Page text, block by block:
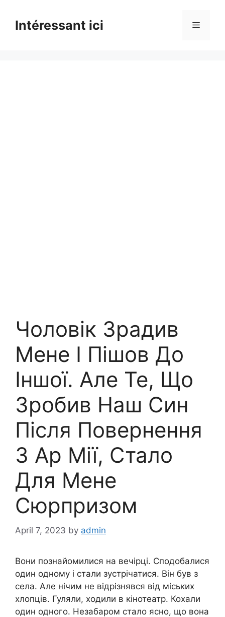
contentIntéressant ici Menu
Чоловік Зрадив
Мене І Пішов До
Іншої. Але Те, Що
Зробив Наш Син
Після Повернення
З Ар Мії, Стало
Для Мене
Сюрпризом
April 7, 2023 by admin
Вони познайомилися на вечірці. Сподобалися
один одному і стали зустрічатися. Він був з
села. Але нічим не відрізнявся від міських
хлопців. Гуляли, ходили в кінотеатр. Кохали
один одного. Незабаром стало ясно, що вона